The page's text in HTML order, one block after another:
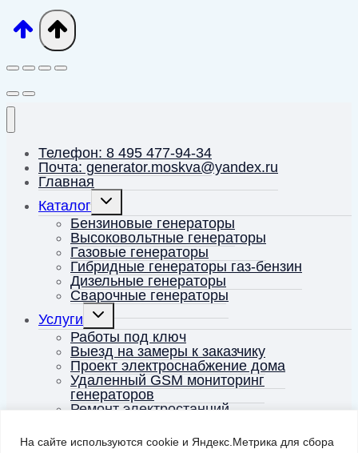
На сайте используются cookie и Яндекс.Метрика для сбора
Телефон: 8 495 477-94-34
Почта: generator.moskva@yandex.ru
Главная
Каталог
Переключить
меню
Бензиновые генераторы
Высоковольтные генераторы
Газовые генераторы
Гибридные генераторы газ-бензин
Дизельные генераторы
Сварочные генераторы
Услуги
Переключить
дочернее
меню
Работы под ключ
Выезд на замеры к заказчику
Проект электроснабжение дома
Удаленный GSM мониторинг
генераторов
Ремонт электростанций
Доставка